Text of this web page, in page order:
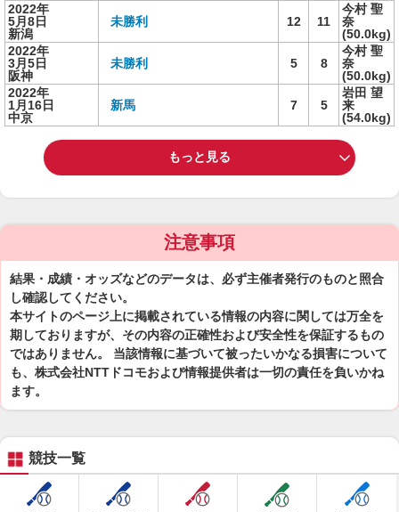
2022年
5月8日
新潟
未勝利 12 11
今村 聖
奈
(50.0kg)
2022年
3月5日
阪神
未勝利 5 8
今村 聖
奈
(50.0kg)
2022年
1月16日
中京
新馬 7 5
岩田 望
来
(54.0kg)
もっと見る
注意事項
結果・成績・オッズなどのデータは、必ず主催者発行のものと照合
し確認してください。
本サイトのページ上に掲載されている情報の内容に関しては万全を
期しておりますが、その内容の正確性および安全性を保証するもの
ではありません。 当該情報に基づいて被ったいかなる損害について
も、株式会社NTTドコモおよび情報提供者は一切の責任を負いかね
ます。
競技一覧